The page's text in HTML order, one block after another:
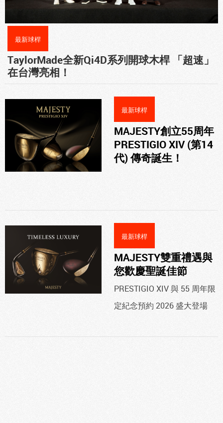
最新球桿
TaylorMade全新Qi4D系列開球木桿 「超速」
在台灣亮相！
最新球桿
MAJESTY創立55周年
PRESTIGIO XIV (第14
代) 傳奇誕生！
最新球桿
MAJESTY雙重禮遇與
您歡慶聖誕佳節
PRESTIGIO XIV 與 55 周年限
定紀念預約 2026 盛大登場